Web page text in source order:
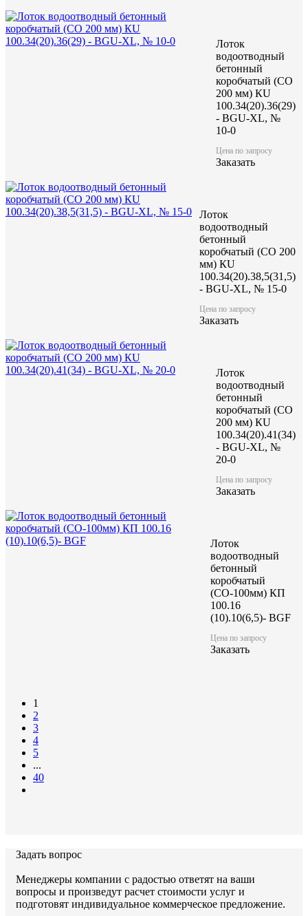
Лоток
водоотводный
бетонный
коробчатый (CO
200 мм) КU
100.34(20).36(29)
- BGU-XL, №
10-0
Цена по запросу
Заказать
Лоток
водоотводный
бетонный
коробчатый (CO 200
мм) КU
100.34(20).38,5(31,5)
- BGU-XL, № 15-0
Цена по запросу
Заказать
Лоток
водоотводный
бетонный
коробчатый (CO
200 мм) КU
100.34(20).41(34)
- BGU-XL, №
20-0
Цена по запросу
Заказать
Лоток
водоотводный
бетонный
коробчатый
(СО-100мм) КП
100.16
(10).10(6,5)- BGF
Цена по запросу
Заказать
1
2
3
4
5
...
40
Задать вопрос
Менеджеры компании с радостью ответят на ваши
вопросы и произведут расчет стоимости услуг и
подготовят индивидуальное коммерческое предложение.